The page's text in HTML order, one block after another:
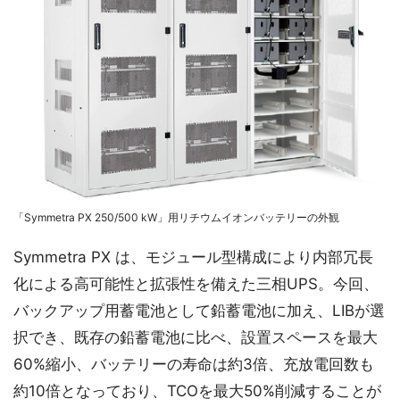
「Symmetra PX 250/500 kW」用リチウムイオンバッテリーの外観
Symmetra PX は、モジュール型構成により内部冗長
化による高可能性と拡張性を備えた三相UPS。今回、
バックアップ用蓄電池として鉛蓄電池に加え、LIBが選
択でき、既存の鉛蓄電池に比べ、設置スペースを最大
60%縮小、バッテリーの寿命は約3倍、充放電回数も
約10倍となっており、TCOを最大50%削減することが